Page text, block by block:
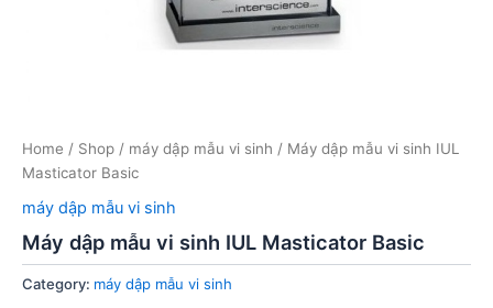
Home / Shop / máy dập mẫu vi sinh / Máy dập mẫu vi sinh IUL
Masticator Basic
máy dập mẫu vi sinh
Máy dập mẫu vi sinh IUL Masticator Basic
Category: máy dập mẫu vi sinh